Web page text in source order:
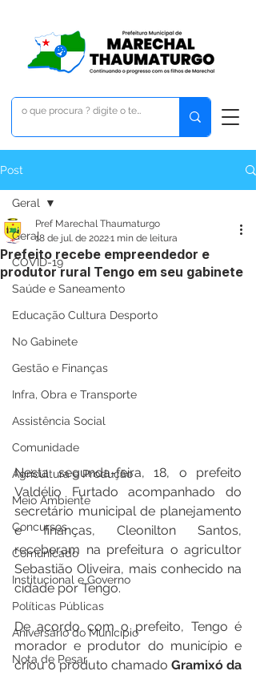
Post
Geral
COVID-19
Saúde e Saneamento
Educação Cultura Desporto
No Gabinete
Gestão e Finanças
Infra, Obra e Transporte
Assistência Social
Comunidade
Agricultura e Produção
Meio Ambiente
Concursos
Comunicado
Institucional e Governo
Políticas Públicas
Aniversário do Município
Nota de Pesar
Geral
Prefeito recebe empreendedor e
produtor rural Tengo em seu gabinete
Pref Marechal Thaumaturgo
18 de jul. de 20221 min de leitura
Nesta segunda-feira, 18, o prefeito
Valdélio Furtado acompanhado do
secretário municipal de planejamento
e finanças, Cleonilton Santos,
receberam na prefeitura o agricultor
Sebastião Oliveira, mais conhecido na
cidade por Tengo.
De acordo com o prefeito, Tengo é
morador e produtor do município e
criou o produto chamado Gramixó da